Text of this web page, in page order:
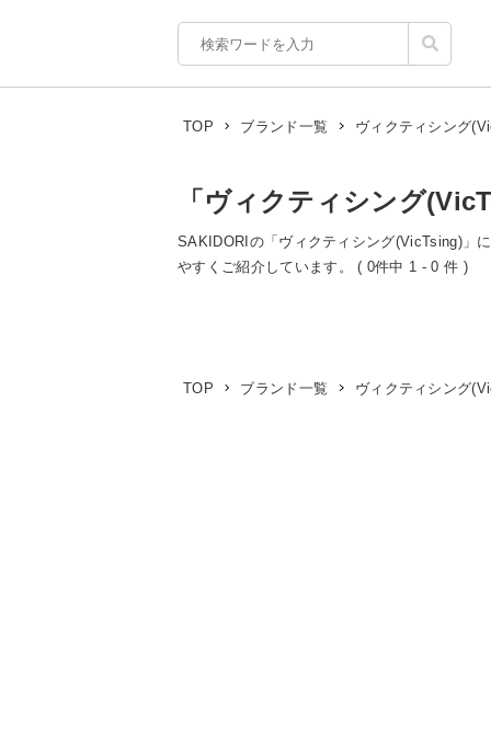
TOP ブランド一覧 ヴィクティシング
「ヴィクティシング
SAKIDORIの「ヴィクティシング(VicTsing)」
やすくご紹介しています。 ( 0件中 1 - 0 件 )
TOP ブランド一覧 ヴィクティシング